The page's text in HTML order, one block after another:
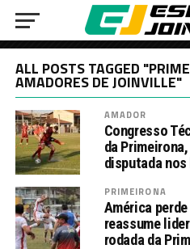
ALL POSTS TAGGED
AMADORES DE JOINVILLE"
AMADOR
Congresso
da
disputada nos
PRIMEIRONA
América
reassume
rodada da